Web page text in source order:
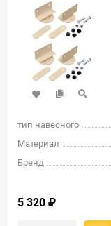
тип навесного
Материал
Бренд
5 320